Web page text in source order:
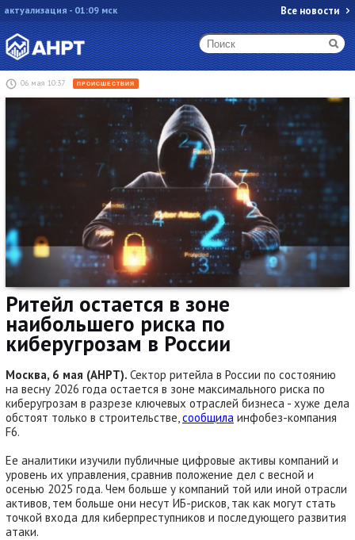
актуализация - 01:09 мск Все новости
06 мая 10:37 ПРОИСШЕСТВИЯ
Ритейл остается в зоне
наибольшего риска по
киберугрозам в России
Москва, 6 мая (АНРТ). Сектор ритейла в России по состоянию
на весну 2026 года остается в зоне максимального риска по
киберугрозам в разрезе ключевых отраслей бизнеса - хуже дела
обстоят только в строительстве,сообщила инфобез-компания
F6.
Ее аналитики изучили публичные цифровые активы компаний и
уровень их управления, сравнив положение дел с весной и
осенью 2025 года. Чем больше у компаний той или иной отрасли
активов, тем больше они несут ИБ-рисков, так как могут стать
точкой входа для киберпреступников и последующего развития
атаки.